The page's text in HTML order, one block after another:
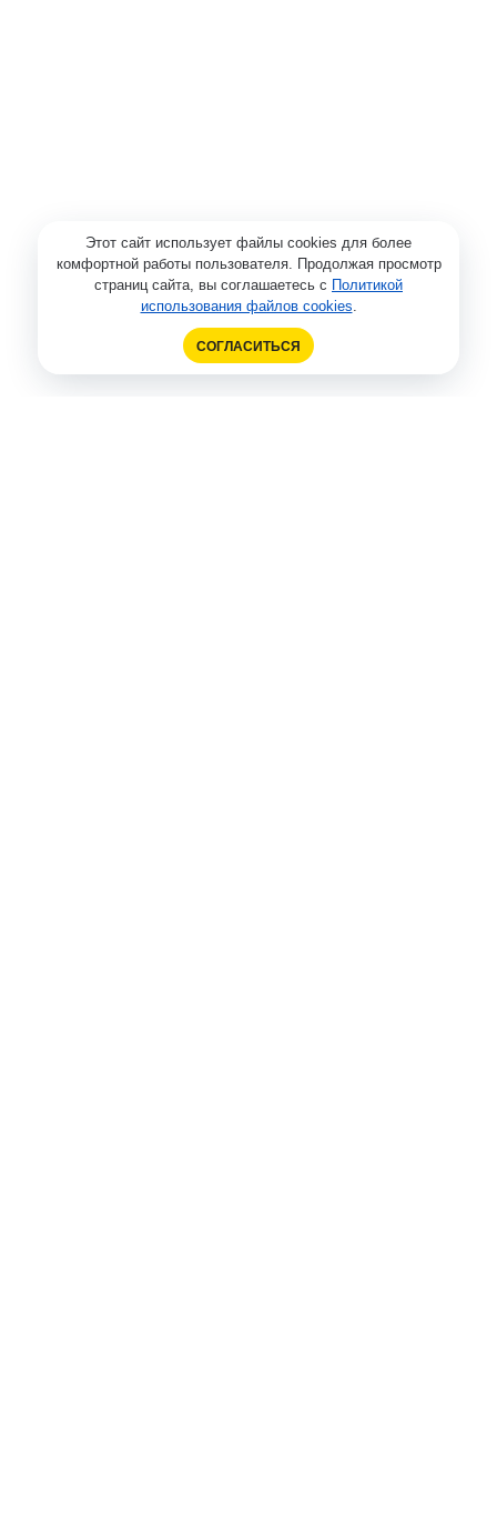
Этот сайт использует файлы cookies для более
комфортной работы пользователя. Продолжая просмотр
страниц сайта, вы соглашаетесь с Политикой
использования файлов cookies.
СОГЛАСИТЬСЯ